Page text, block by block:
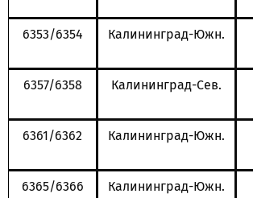
6353/6354 Калининград-Южн.
6357/6358 Калининград-Сев.
6361/6362 Калининград-Южн.
6365/6366 Калининград-Южн.